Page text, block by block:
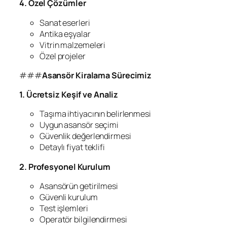
4. Özel Çözümler
Sanat eserleri
Antika eşyalar
Vitrin malzemeleri
Özel projeler
###Asansör Kiralama Sürecimiz
1. Ücretsiz Keşif ve Analiz
Taşıma ihtiyacının belirlenmesi
Uygun asansör seçimi
Güvenlik değerlendirmesi
Detaylı fiyat teklifi
2. Profesyonel Kurulum
Asansörün getirilmesi
Güvenli kurulum
Test işlemleri
Operatör bilgilendirmesi